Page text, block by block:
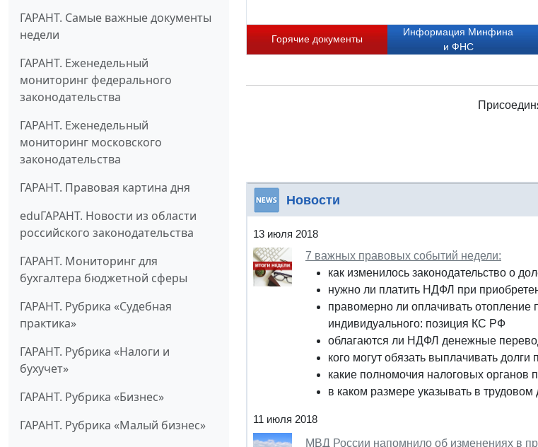
ГАРАНТ. Самые важные документы
недели
ГАРАНТ. Еженедельный
мониторинг федерального
законодательства
ГАРАНТ. Еженедельный
мониторинг московского
законодательства
ГАРАНТ. Правовая картина дня
eduГАРАНТ. Новости из области
российского законодательства
ГАРАНТ. Мониторинг для
бухгалтера бюджетной сферы
ГАРАНТ. Рубрика «Судебная
практика»
ГАРАНТ. Рубрика «Налоги и
бухучет»
ГАРАНТ. Рубрика «Бизнес»
ГАРАНТ. Рубрика «Малый бизнес»
Горячие документы
Информация Минфина
и ФНС
Новости
13 июля 2018
7 важных правовых событий недели:
как изменилось законодательство о
нужно ли платить НДФЛ при
правомерно ли оплачивать отопление
индивидуального: позиция КС РФ
облагаются ли НДФЛ денежные
кого могут обязать выплачивать долги
какие полномочия налоговых
в каком размере указывать в трудовом
11 июля 2018
МВД России напомнило об изменениях в